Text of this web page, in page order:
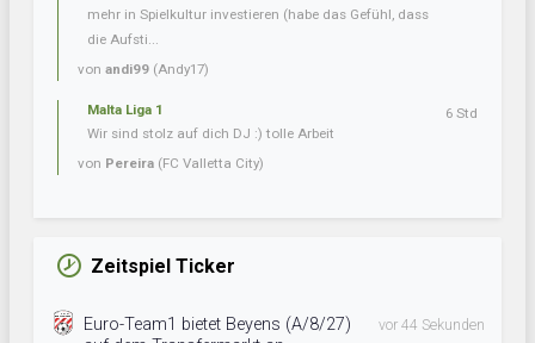
mehr in Spielkultur investieren (habe das Gefühl, dass
die Aufsti...
von andi99 (Andy17)
Malta Liga 1
Wir sind stolz auf dich DJ :) tolle Arbeit
von Pereira (FC Valletta City)
6 Std
Zeitspiel Ticker
Euro-Team1 bietet Beyens (A/8/27)
vor 44 Sekunden